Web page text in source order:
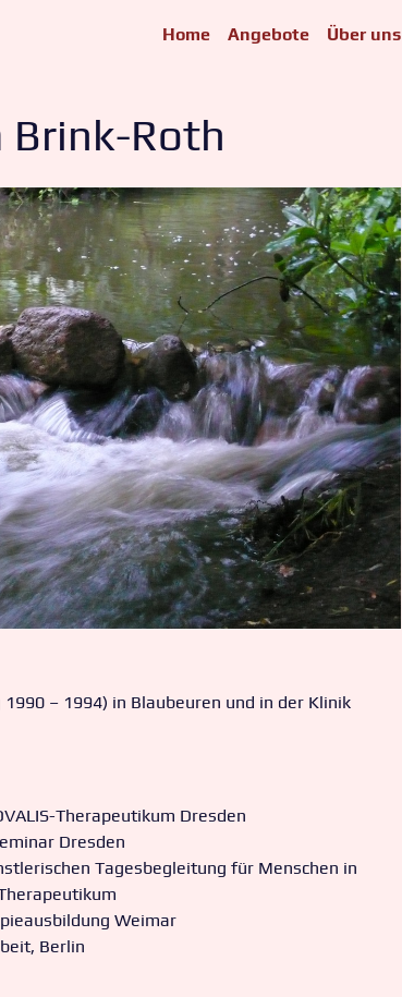
Home Angebote Über uns
Brink-Roth
– 1994) in Blaubeuren und in der Klinik
Therapeutikum Dresden
Dresden
Tagesbegleitung für Menschen in
Weimar
Berlin